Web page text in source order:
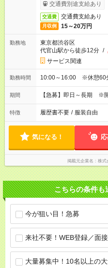
交通費別途支給あり
交通費 交通費支給あり
月収例 15～20万円
勤務地
東京都渋谷区
代官山駅から徒歩12分 /
サービス関連
勤務時間 10:00～16:00 ※休憩60
期間 【急募】即日～長期 ※
特徴 履歴書不要 / 服装自由
気になる！
掲載元企業名 株式
こちらの条件も
今が狙い目！急募
来社不要！WEB登録／面
大量募集中！10名以上の